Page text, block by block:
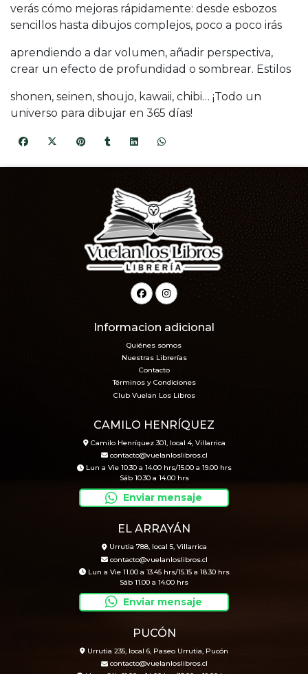
verás cómo mejoras rápidamente: desde esbozos
sencillos hasta dibujos complejos, poco a poco irás
aprendiendo a dar volumen, añadir perspectiva,
crear un efecto de profundidad o sombrear. Estilos
shonen, seinen, shoujo, kawaii, chibi… ¡Todo un
universo para dibujar en 365 días!
Informacion adicional
Quiénes somos
Nuestras Librerías
Contacto
Términos y Condiciones
Club Vuelan Los Libros
CAMILO HENRÍQUEZ
Camilo Henríquez 301, local 4, Villarrica
contacto@vuelanloslibros.cl
Lun a Vie 10.30 a 14.00 hrs/15.00 a 19.00 hrs
Sáb 10.30 a 14.00 hrs
Enviar mensaje
EL ARRAYÁN
Urrutia 788, local 5, Villarrica
contacto@vuelanloslibros.cl
Lun a Vie 11.00 a 13.45 hrs/15.15 a 18.30 hrs
Sáb 11.00 a 14.00 hrs
Enviar mensaje
PUCÓN
Urrutia 235, local 6, Paseo Urrutia, Pucón
contacto@vuelanloslibros.cl